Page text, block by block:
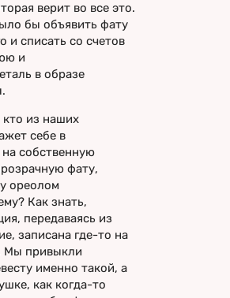
верит во все это.
бы объявить фату
и списать со счетов
и
в образе
из наших
себе в
собственную
фату,
ореолом
Как знать,
передаваясь из
записана где-то на
Мы привыкли
именно такой, а
как когда-то